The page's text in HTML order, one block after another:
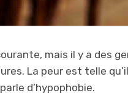
mais il y a des
La peur est telle
d’hypophobie.